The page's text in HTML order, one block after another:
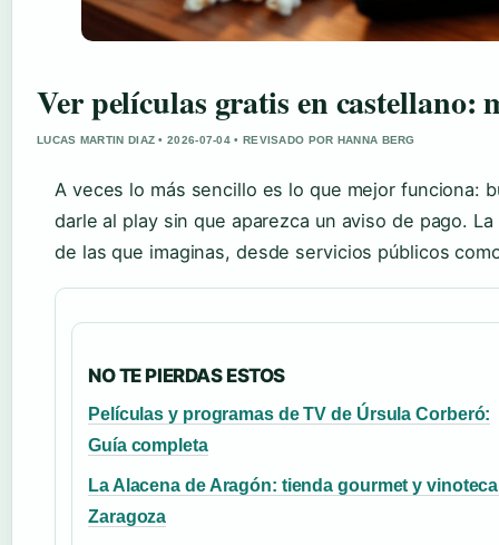
Ver películas gratis en castellano:
LUCAS MARTIN DIAZ • 2026-07-04 • REVISADO POR HANNA BERG
A veces lo más sencillo es lo que mejor funciona:
darle al play sin que aparezca un aviso de pago.
de las que imaginas, desde servicios públicos
NO TE PIERDAS ESTOS
Películas y programas de TV de Úrsula Corberó:
Guía completa
La Alacena de Aragón: tienda gourmet y
Zaragoza